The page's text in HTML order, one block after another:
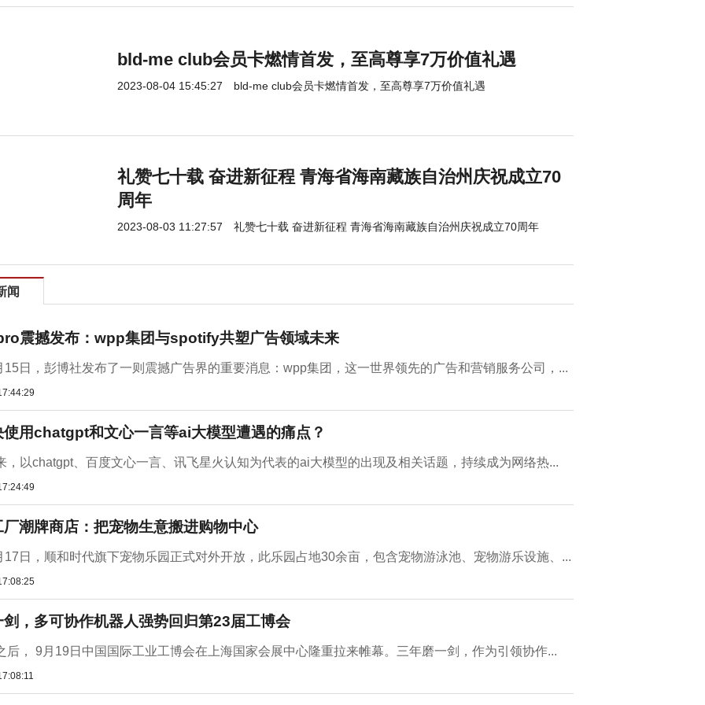
bld-me club会员卡燃情首发，至高尊享7万价值礼遇
2023-08-04 15:45:27 bld-me club会员卡燃情首发，至高尊享7万价值礼遇
礼赞七十载 奋进新征程 青海省海南藏族自治州庆祝成立70
周年
2023-08-03 11:27:57 礼赞七十载 奋进新征程 青海省海南藏族自治州庆祝成立70周年
闻
震撼发布：wpp集团与spotify共塑广告领域未来
15日，彭博社发布了一则震撼广告界的重要消息：wpp集团，这一世界领先的广告和营销服务公司，...
使用chatgpt和文心一言等ai大模型遭遇的痛点？
，以chatgpt、百度文心一言、讯飞星火认知为代表的ai大模型的出现及相关话题，持续成为网络热...
厂潮牌商店：把宠物生意搬进购物中心
17日，顺和时代旗下宠物乐园正式对外开放，此乐园占地30余亩，包含宠物游泳池、宠物游乐设施、...
剑，多可协作机器人强势回归第23届工博会
后， 9月19日中国国际工业工博会在上海国家会展中心隆重拉来帷幕。三年磨一剑，作为引领协作...